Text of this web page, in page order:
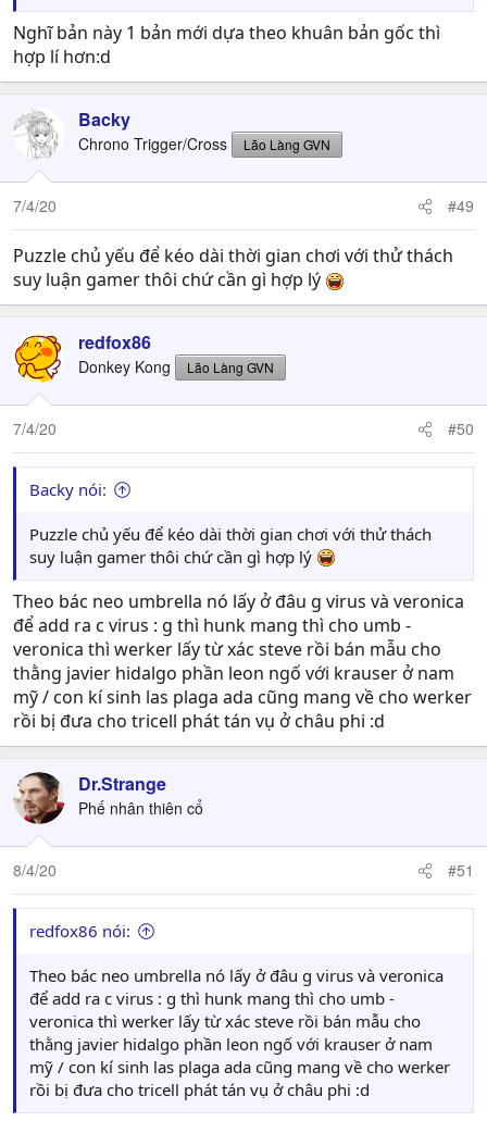
Nghĩ bản này 1 bản mới dựa theo khuân bản gốc thì
hợp lí hơn:d
Backy
Chrono Trigger/Cross Lão Làng GVN
7/4/20 #49
Puzzle chủ yếu để kéo dài thời gian chơi với thử thách
suy luận gamer thôi chứ cần gì hợp lý
redfox86
Donkey Kong Lão Làng GVN
7/4/20 #50
Backy nói:
Puzzle chủ yếu để kéo dài thời gian chơi với thử thách
suy luận gamer thôi chứ cần gì hợp lý
Theo bác neo umbrella nó lấy ở đâu g virus và veronica
để add ra c virus : g thì hunk mang thì cho umb -
veronica thì werker lấy từ xác steve rồi bán mẫu cho
thằng javier hidalgo phần leon ngố với krauser ở nam
mỹ / con kí sinh las plaga ada cũng mang về cho werker
rồi bị đưa cho tricell phát tán vụ ở châu phi :d
Dr.Strange
Phế nhân thiên cổ
8/4/20 #51
redfox86 nói:
Theo bác neo umbrella nó lấy ở đâu g virus và veronica
để add ra c virus : g thì hunk mang thì cho umb -
veronica thì werker lấy từ xác steve rồi bán mẫu cho
thằng javier hidalgo phần leon ngố với krauser ở nam
mỹ / con kí sinh las plaga ada cũng mang về cho werker
rồi bị đưa cho tricell phát tán vụ ở châu phi :d